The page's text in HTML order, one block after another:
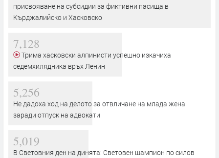
присвояване на субсидии за фиктивни пасища в
Кърджалийско и Хасковско
7,128
седемхилядника връх Ленин
5,256
Не дадоха ход на делото за отвличане на млада жена
заради отпуск на адвокати
5,019
В Световния ден на динята: Световен шампион по силов